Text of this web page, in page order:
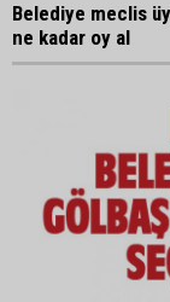
Belediye meclis
ne kadar oy al